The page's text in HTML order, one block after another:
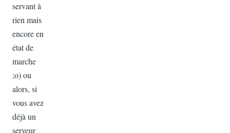
servant à
rien mais
encore en
état de
marche
;o) ou
alors, si
vous avez
déjà un
serveur